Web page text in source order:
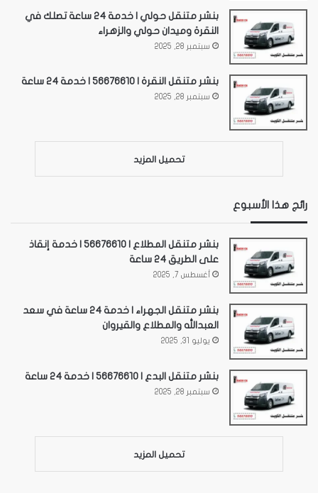
بنشر متنقل حولي | خدمة 24 ساعة تصلك في
النقرة وميدان حولي والزهراء
سبتمبر 28, 2025
بنشر متنقل النقرة | 56676610 | خدمة 24 ساعة
سبتمبر 28, 2025
تحميل المزيد
رائج هذا الأسبوع
بنشر متنقل المطلاع | 56676610 | خدمة إنقاذ
على الطريق 24 ساعة
أغسطس 7, 2025
بنشر متنقل الجهراء | خدمة 24 ساعة في سعد
العبدالله والمطلاع والقيروان
يوليو 31, 2025
بنشر متنقل البدع | 56676610 | خدمة 24 ساعة
سبتمبر 28, 2025
تحميل المزيد